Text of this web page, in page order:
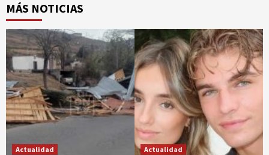
MÁS NOTICIAS
Actualidad Actualidad